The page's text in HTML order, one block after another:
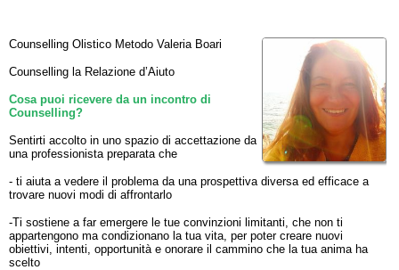
Counselling Olistico Metodo Valeria Boari
Counselling la Relazione d’Aiuto
Cosa puoi ricevere da un incontro di
Counselling?
Sentirti accolto in uno spazio di accettazione da
una professionista preparata che
- ti aiuta a vedere il problema da una prospettiva diversa ed efficace a
trovare nuovi modi di affrontarlo
-Ti sostiene a far emergere le tue convinzioni limitanti, che non ti
appartengono ma condizionano la tua vita, per poter creare nuovi
obiettivi, intenti, opportunità e onorare il cammino che la tua anima ha
scelto